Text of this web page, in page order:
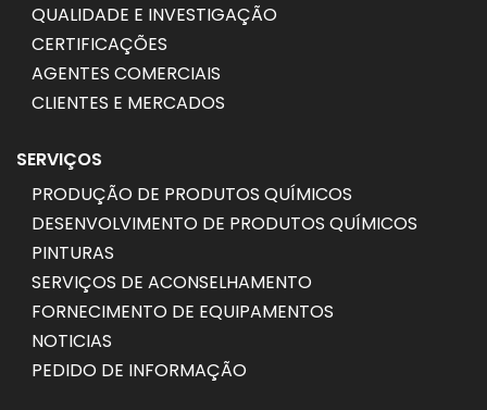
QUALIDADE E INVESTIGAÇÃO
CERTIFICAÇÕES
AGENTES COMERCIAIS
CLIENTES E MERCADOS
SERVIÇOS
PRODUÇÃO DE PRODUTOS QUÍMICOS
DESENVOLVIMENTO DE PRODUTOS QUÍMICOS
PINTURAS
SERVIÇOS DE ACONSELHAMENTO
FORNECIMENTO DE EQUIPAMENTOS
NOTICIAS
PEDIDO DE INFORMAÇÃO